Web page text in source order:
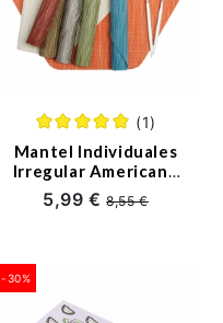
(1)
Mantel Individuales
Irregular Americano
Moderno PVC
5,99 €8,55 €
-30%